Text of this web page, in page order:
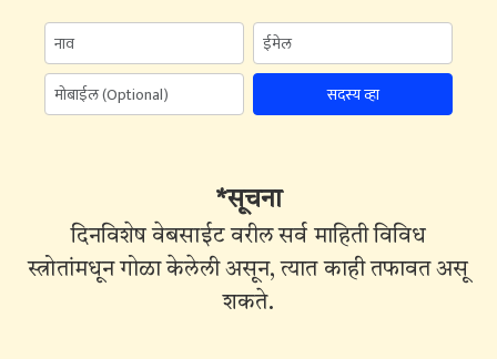
सदस्य व्हा
*सूचना
दिनविशेष वेबसाईट वरील सर्व माहिती विविध
स्त्रोतांमधून गोळा केलेली असून, त्यात काही तफावत असू
शकते.